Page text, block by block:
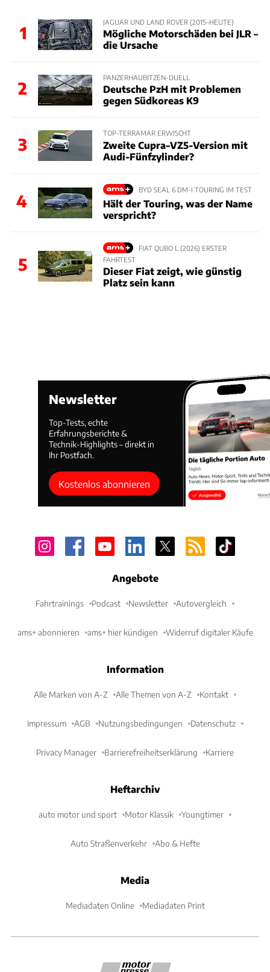
1
JAGUAR UND LAND ROVER (2015–HEUTE)
Mögliche Motorschäden bei JLR –
die Ursache
2
PANZERHAUBITZEN-DUELL
Deutsche PzH mit Problemen
gegen Südkoreas K9
3
TOP-TERRAMAR ERWISCHT
Zweite Cupra-VZ5-Version mit
Audi-Fünfzylinder?
4
BYD SEAL 6 DM-I TOURING IM TEST
Hält der Touring, was der Name
verspricht?
5
FIAT QUBO L (2026) ERSTER
FAHRTEST
Dieser Fiat zeigt, wie günstig
Platz sein kann
Newsletter
Top-Tests, echte
Erfahrungsberichte &
Technik-Highlights – direkt in
Ihr Postfach.
Kostenlos abonnieren
Angebote
Fahrtrainings Podcast Newsletter Autovergleich
ams+ abonnieren ams+ hier kündigen Widerruf digitaler Käufe
Information
Alle Marken von A-Z Alle Themen von A-Z Kontakt
Impressum AGB Nutzungsbedingungen Datenschutz
Privacy Manager Barrierefreiheitserklärung Karriere
Heftarchiv
auto motor und sport Motor Klassik Youngtimer
Auto Straßenverkehr Abo & Hefte
Media
Mediadaten Online Mediadaten Print